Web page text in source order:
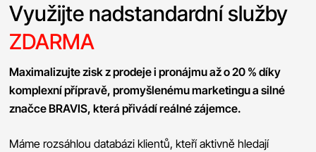
Využijte nadstandardní služby
ZDARMA
Maximalizujte zisk z prodeje i pronájmu až o 20 % díky
komplexní přípravě, promyšlenému marketingu a silné
značce BRAVIS, která přivádí reálné zájemce.
Máme rozsáhlou databázi klientů, kteří aktivně hledají